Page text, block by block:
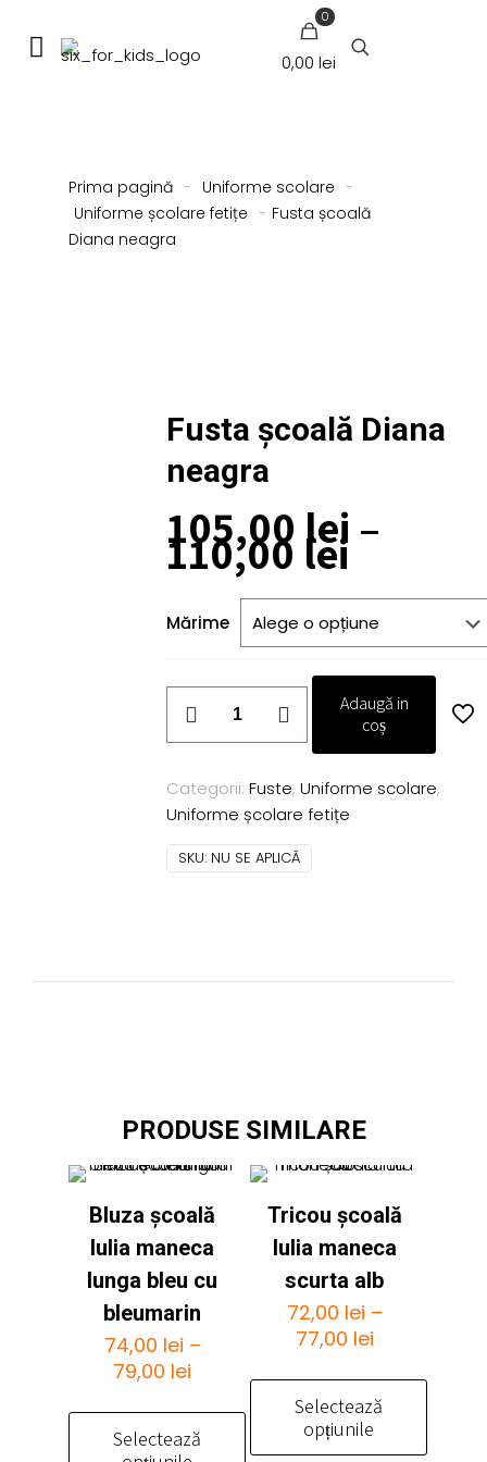
0
0,00 lei
Prima pagină - Uniforme scolare -
Uniforme școlare fetițe - Fusta școală
Diana neagra
Fusta școală Diana
neagra
105,00 lei –
110,00 lei
până
la
Mărime
Fusta
școală
neagra
Adaugă in
coș
Categorii: Fuste, Uniforme scolare,
Uniforme școlare fetițe
SKU: NU SE APLICĂ
PRODUSE SIMILARE
Bluza școală
Iulia maneca
lunga bleu cu
bleumarin
74,00 lei –
79,00 lei
prețuri:
74,00 lei
Selectează
Tricou școală
Iulia maneca
scurta alb
72,00 lei –
77,00 leiInterval
prețuri:
72,00 lei
până
Selectează
opțiunile